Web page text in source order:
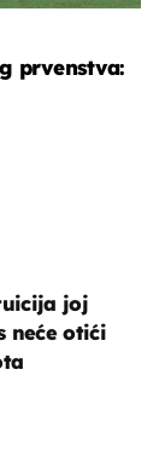
prvenstva:
joj
neće otići